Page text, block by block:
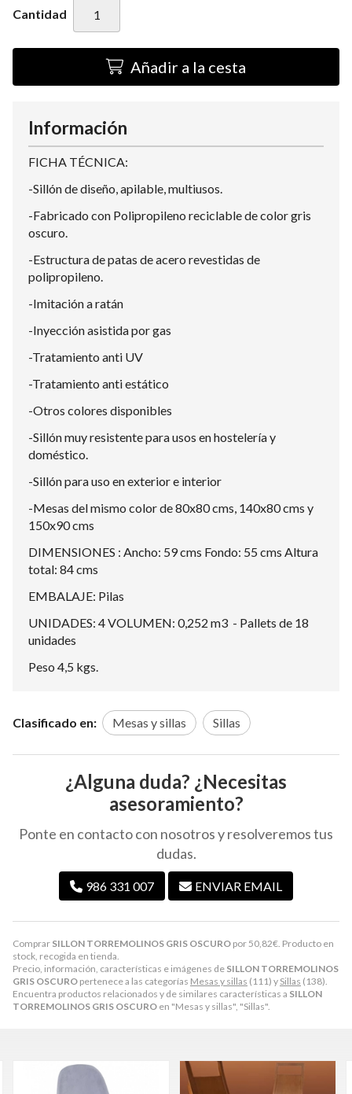
Cantidad
Añadir a la cesta
Comprar SILLON TORREMOLINOS GRIS OSCURO por 50,82€ . Producto en
stock, recogida en tienda.
Precio, información, características e imágenes de SILLON TORREMOLINOS
GRIS OSCURO pertenece a las categorías Mesas y sillas (111) y Sillas (138).
Encuentra productos relacionados y de similares características a SILLON
TORREMOLINOS GRIS OSCURO en "Mesas y sillas", "Sillas".
Información
FICHA TÉCNICA:
-Sillón de diseño, apilable, multiusos.
-Fabricado con Polipropileno reciclable de color gris
oscuro.
-Estructura de patas de acero revestidas de
polipropileno.
-Imitación a ratán
-Inyección asistida por gas
-Tratamiento anti UV
-Tratamiento anti estático
-Otros colores disponibles
-Sillón muy resistente para usos en hostelería y
doméstico.
-Sillón para uso en exterior e interior
-Mesas del mismo color de 80x80 cms, 140x80 cms y
150x90 cms
DIMENSIONES : Ancho: 59 cms Fondo: 55 cms Altura
total: 84 cms
EMBALAJE: Pilas
UNIDADES: 4 VOLUMEN: 0,252 m3 - Pallets de 18
unidades
Peso 4,5 kgs.
Clasificado en: Mesas y sillas Sillas
¿Alguna duda? ¿Necesitas
asesoramiento?
Ponte en contacto con nosotros y resolveremos tus
dudas.
986 331 007 ENVIAR EMAIL